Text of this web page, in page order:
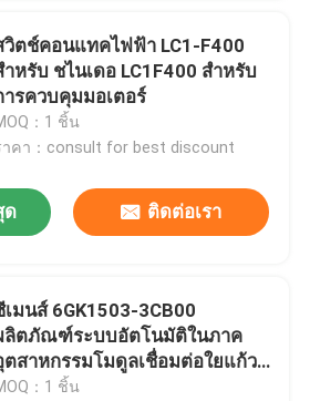
วิตช์คอนแทคไฟฟ้า LC1-F400
ำหรับ ชไนเดอ LC1F400 สำหรับ
ารควบคุมมอเตอร์
：1 ชิ้น
าคา：consult for best discount
ด ติดต่อเรา
เมนส์ 6GK1503-3CB00
ลิตภัณฑ์ระบบอัตโนมัติในภาค
ตสาหกรรมโมดูลเชื่อมต่อใยแก้ว
แสง PROFIBUS
：1 ชิ้น